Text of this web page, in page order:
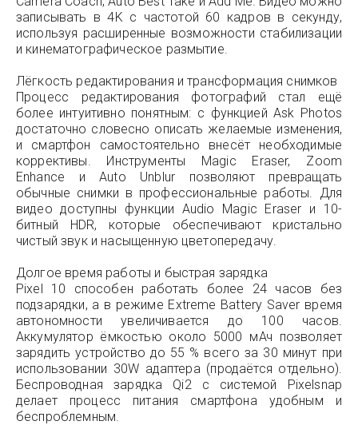
записывать в 4K с частотой 60 кадров в секунду,
используя расширенные возможности стабилизации
и кинематографическое размытие.
Лёгкость редактирования и трансформация снимков
Процесс редактирования фотографий стал ещё
более интуитивно понятным: с функцией Ask Photos
достаточно словесно описать желаемые изменения,
и смартфон самостоятельно внесёт необходимые
коррективы. Инструменты Magic Eraser, Zoom
Enhance и Auto Unblur позволяют превращать
обычные снимки в профессиональные работы. Для
видео доступны функции Audio Magic Eraser и 10-
битный HDR, которые обеспечивают кристально
чистый звук и насыщенную цветопередачу.
Долгое время работы и быстрая зарядка
Pixel 10 способен работать более 24 часов без
подзарядки, а в режиме Extreme Battery Saver время
автономности увеличивается до 100 часов.
Аккумулятор ёмкостью около 5000 мАч позволяет
зарядить устройство до 55 % всего за 30 минут при
использовании 30W адаптера (продаётся отдельно).
Беспроводная зарядка Qi2 с системой Pixelsnap
делает процесс питания смартфона удобным и
беспроблемным.